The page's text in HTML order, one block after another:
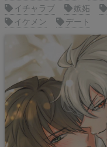
イチャラブ
嫉妬
イケメン
デート